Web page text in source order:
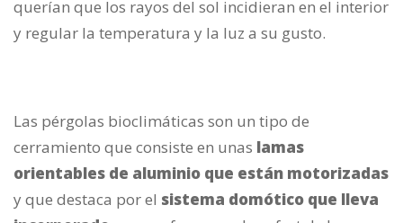
querían que los rayos del sol incidieran en el interior
y regular la temperatura y la luz a su gusto.
Las pérgolas bioclimáticas son un tipo de
cerramiento que consiste en unas lamas
orientables de aluminio que están motorizadas
y que destaca por el sistema domótico que lleva